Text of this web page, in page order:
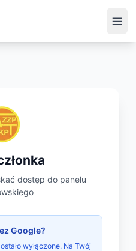
dostęp do panelu
Google?
wyłączone. Na Twój